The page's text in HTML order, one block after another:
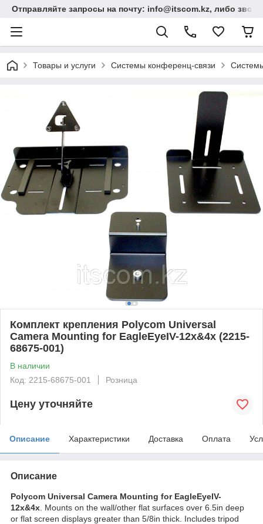
Отправляйте запросы на почту: info@itscom.kz, либо
Товары и услуги Системы конференц-связи
Комплект крепления Polycom Universal
Camera Mounting for EagleEyeIV-12x&4x (2215-
68675-001)
В наличии
Код: 2215-68675-001
Розница
Цену уточняйте
Описание Характеристики Доставка Оплата
Описание
Polycom Universal Camera Mounting for EagleEyeIV-
12x&4x . Mounts on the wall/other flat surfaces over 6.5in deep
or flat screen displays greater than 5/8in thick. Includes tripod